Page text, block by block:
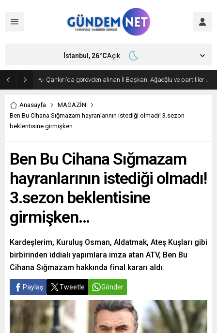
Bakan Fidan, Hamas Siyasi Büro Şefi Hayye’yi kabul etti
İstanbul, 26°CAçık
Anasayfa
MAGAZİN
Ben Bu Cihana Sığmazam hayranlarının istediği olmadı! 3.sezon
beklentisine girmişken…
Ben Bu Cihana Sığmazam
hayranlarının istediği olmadı!
3.sezon beklentisine
girmişken…
Kardeşlerim, Kuruluş Osman, Aldatmak, Ateş Kuşları gibi
birbirinden iddialı yapımlara imza atan ATV, Ben Bu
Cihana Sığmazam hakkında final kararı aldı.
Paylaş Tweetle Gönder